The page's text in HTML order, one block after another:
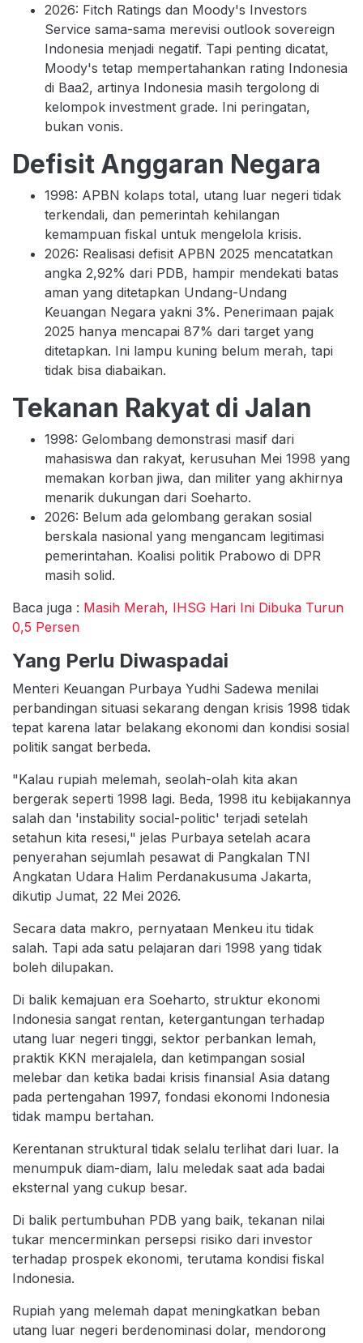
2026: Fitch Ratings dan Moody's Investors
Service sama-sama merevisi outlook sovereign
Indonesia menjadi negatif. Tapi penting dicatat,
Moody's tetap mempertahankan rating Indonesia
di Baa2, artinya Indonesia masih tergolong di
kelompok investment grade. Ini peringatan,
bukan vonis.
Defisit Anggaran Negara
1998: APBN kolaps total, utang luar negeri tidak
terkendali, dan pemerintah kehilangan
kemampuan fiskal untuk mengelola krisis.
2026: Realisasi defisit APBN 2025 mencatatkan
angka 2,92% dari PDB, hampir mendekati batas
aman yang ditetapkan Undang-Undang
Keuangan Negara yakni 3%. Penerimaan pajak
2025 hanya mencapai 87% dari target yang
ditetapkan. Ini lampu kuning belum merah, tapi
tidak bisa diabaikan.
Tekanan Rakyat di Jalan
1998: Gelombang demonstrasi masif dari
mahasiswa dan rakyat, kerusuhan Mei 1998 yang
memakan korban jiwa, dan militer yang akhirnya
menarik dukungan dari Soeharto.
2026: Belum ada gelombang gerakan sosial
berskala nasional yang mengancam legitimasi
pemerintahan. Koalisi politik Prabowo di DPR
masih solid.
Baca juga : Masih Merah, IHSG Hari Ini Dibuka Turun
0,5 Persen
Yang Perlu Diwaspadai
Menteri Keuangan Purbaya Yudhi Sadewa menilai
perbandingan situasi sekarang dengan krisis 1998 tidak
tepat karena latar belakang ekonomi dan kondisi sosial
politik sangat berbeda.
"Kalau rupiah melemah, seolah-olah kita akan
bergerak seperti 1998 lagi. Beda, 1998 itu kebijakannya
salah dan 'instability social-politic' terjadi setelah
setahun kita resesi," jelas Purbaya setelah acara
penyerahan sejumlah pesawat di Pangkalan TNI
Angkatan Udara Halim Perdanakusuma Jakarta,
dikutip Jumat, 22 Mei 2026.
Secara data makro, pernyataan Menkeu itu tidak
salah. Tapi ada satu pelajaran dari 1998 yang tidak
boleh dilupakan.
Di balik kemajuan era Soeharto, struktur ekonomi
Indonesia sangat rentan, ketergantungan terhadap
utang luar negeri tinggi, sektor perbankan lemah,
praktik KKN merajalela, dan ketimpangan sosial
melebar dan ketika badai krisis finansial Asia datang
pada pertengahan 1997, fondasi ekonomi Indonesia
tidak mampu bertahan.
Kerentanan struktural tidak selalu terlihat dari luar. Ia
menumpuk diam-diam, lalu meledak saat ada badai
eksternal yang cukup besar.
Di balik pertumbuhan PDB yang baik, tekanan nilai
tukar mencerminkan persepsi risiko dari investor
terhadap prospek ekonomi, terutama kondisi fiskal
Indonesia.
Rupiah yang melemah dapat meningkatkan beban
utang luar negeri berdenominasi dolar, mendorong